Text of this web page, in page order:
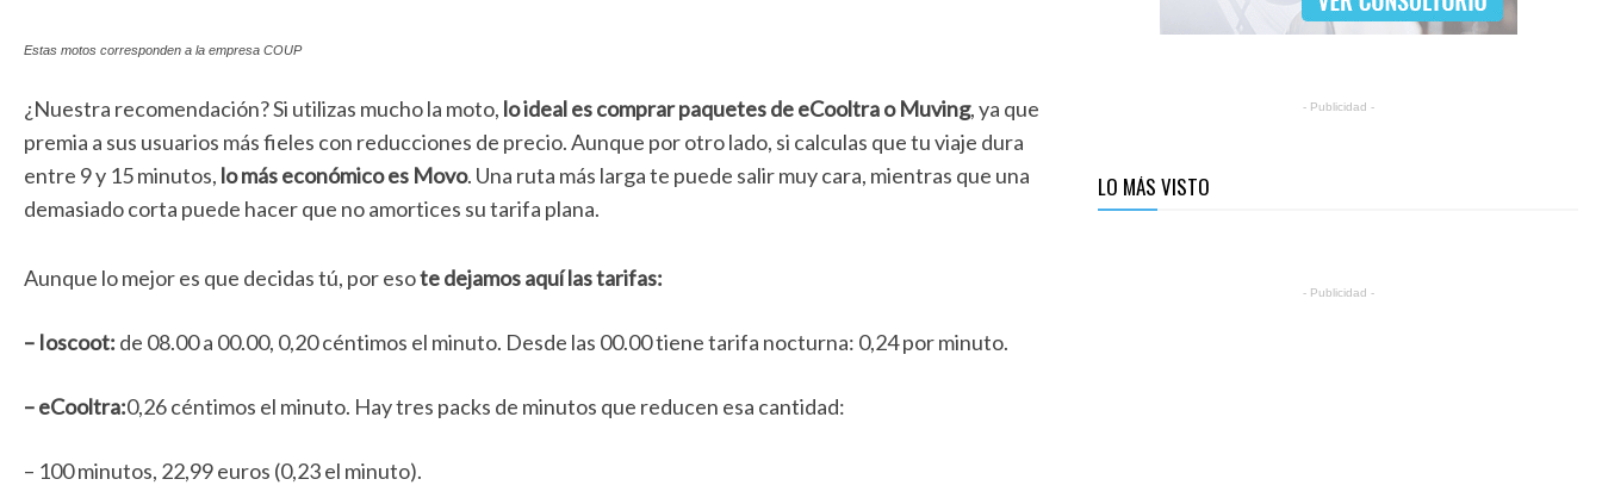
Estas motos corresponden a la empresa COUP
¿Nuestra recomendación? Si utilizas mucho la moto, lo ideal es comprar paquetes de eCooltra o Muving, ya que
premia a sus usuarios más fieles con reducciones de precio. Aunque por otro lado, si calculas que tu viaje dura
entre 9 y 15 minutos, lo más económico es Movo. Una ruta más larga te puede salir muy cara, mientras que una
demasiado corta puede hacer que no amortices su tarifa plana.
Aunque lo mejor es que decidas tú, por esote dejamos aquí las tarifas:
– Ioscoot: de 08.00 a 00.00, 0,20 céntimos el minuto. Desde las 00.00 tiene tarifa nocturna: 0,24 por minuto.
– eCooltra:0,26 céntimos el minuto. Hay tres packs de minutos que reducen esa cantidad:
– 100 minutos, 22,99 euros (0,23 el minuto).
- Publicidad -
LO MÁS VISTO
- Publicidad -